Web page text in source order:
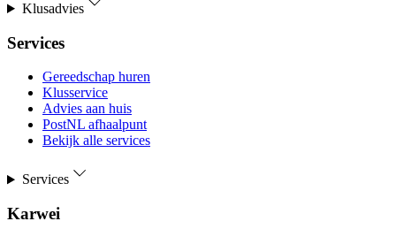
Klusadvies
Services
Gereedschap huren
Klusservice
Advies aan huis
PostNL afhaalpunt
Bekijk alle services
Services
Karwei